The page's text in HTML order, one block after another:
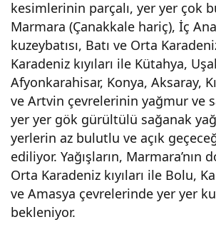
kesimlerinin parçalı, yer yer çok
Marmara (Çanakkale hariç), İç
kuzeybatısı, Batı ve Orta
Karadeniz kıyıları ile Kütahya,
Afyonkarahisar, Konya, Aksaray,
ve Artvin çevrelerinin yağmur ve
yer yer gök gürültülü sağanak
yerlerin az bulutlu ve açık
ediliyor. Yağışların, Marmara’nın
Orta Karadeniz kıyıları ile Bolu,
ve Amasya çevrelerinde yer yer
bekleniyor.
başı
na
kar
yağı
geli